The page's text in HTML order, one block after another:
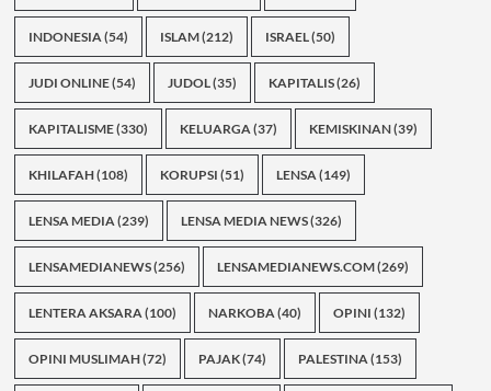
INDONESIA(54) ISLAM(212) ISRAEL(50)
JUDI ONLINE(54) JUDOL(35) KAPITALIS(26)
KAPITALISME(330) KELUARGA(37) KEMISKINAN(39)
KHILAFAH(108) KORUPSI (51) LENSA(149)
LENSA MEDIA(239) LENSA MEDIA NEWS(326)
LENSAMEDIANEWS(256) LENSAMEDIANEWS.COM(269)
LENTERA AKSARA(100) NARKOBA(40) OPINI (132)
OPINI MUSLIMAH(72) PAJAK(74) PALESTINA(153)